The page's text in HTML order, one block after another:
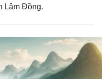
Lâm Đồng.